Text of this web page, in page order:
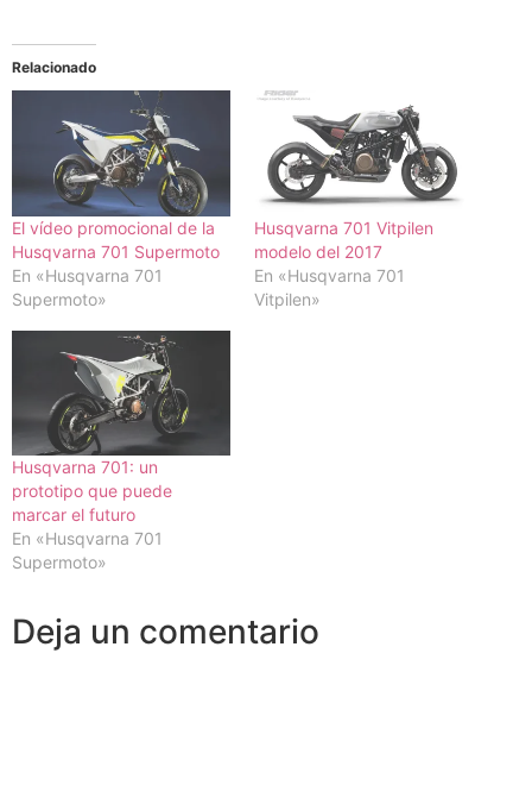
Relacionado
El vídeo promocional de la
Husqvarna 701 Supermoto
En «Husqvarna 701
Supermoto»
Husqvarna 701 Vitpilen
modelo del 2017
En «Husqvarna 701
Vitpilen»
Husqvarna 701: un
prototipo que puede
marcar el futuro
En «Husqvarna 701
Supermoto»
Deja un comentario